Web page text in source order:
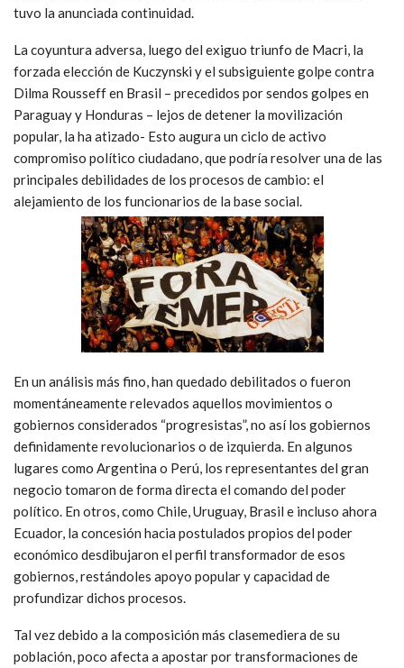
tuvo la anunciada continuidad.
La coyuntura adversa, luego del exiguo triunfo de Macri, la
forzada elección de Kuczynski y el subsiguiente golpe contra
Dilma Rousseff en Brasil – precedidos por sendos golpes en
Paraguay y Honduras – lejos de detener la movilización
popular, la ha atizado- Esto augura un ciclo de activo
compromiso político ciudadano, que podría resolver una de las
principales debilidades de los procesos de cambio: el
alejamiento de los funcionarios de la base social.
En un análisis más fino, han quedado debilitados o fueron
momentáneamente relevados aquellos movimientos o
gobiernos considerados “progresistas”, no así los gobiernos
definidamente revolucionarios o de izquierda. En algunos
lugares como Argentina o Perú, los representantes del gran
negocio tomaron de forma directa el comando del poder
político. En otros, como Chile, Uruguay, Brasil e incluso ahora
Ecuador, la concesión hacia postulados propios del poder
económico desdibujaron el perfil transformador de esos
gobiernos, restándoles apoyo popular y capacidad de
profundizar dichos procesos.
Tal vez debido a la composición más clasemediera de su
población, poco afecta a apostar por transformaciones de